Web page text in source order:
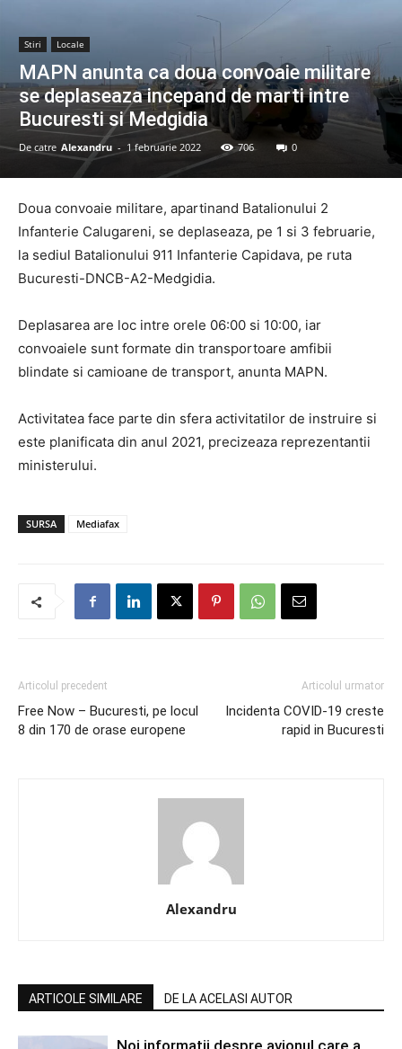
Stiri Locale
MAPN anunta ca doua convoaie militare
se deplaseaza incepand de marti intre
Bucuresti si Medgidia
De catre Alexandru - 1 februarie 2022 706 0
Doua convoaie militare, apartinand Batalionului 2
Infanterie Calugareni, se deplaseaza, pe 1 si 3 februarie,
la sediul Batalionului 911 Infanterie Capidava, pe ruta
Bucuresti-DNCB-A2-Medgidia.
Deplasarea are loc intre orele 06:00 si 10:00, iar
convoaiele sunt formate din transportoare amfibii
blindate si camioane de transport, anunta MAPN.
Activitatea face parte din sfera activitatilor de instruire si
este planificata din anul 2021, precizeaza reprezentantii
ministerului.
SURSA Mediafax
Articolul precedent
Free Now – Bucuresti, pe locul
8 din 170 de orase europene
Articolul urmator
Incidenta COVID-19 creste
rapid in Bucuresti
Alexandru
ARTICOLE SIMILARE DE LA ACELASI AUTOR